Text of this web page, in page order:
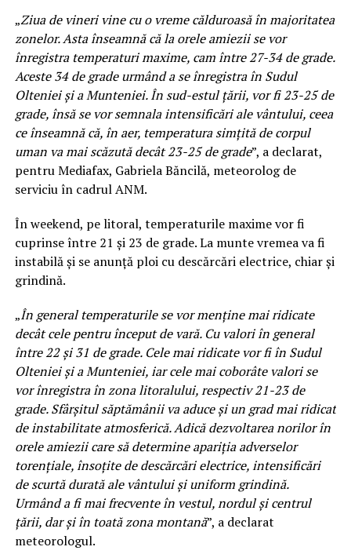
„Ziua de vineri vine cu o vreme călduroasă în majoritatea
zonelor. Asta înseamnă că la orele amiezii se vor
înregistra temperaturi maxime, cam între 27-34 de grade.
Aceste 34 de grade urmând a se înregistra în Sudul
Olteniei şi a Munteniei. În sud-estul ţării, vor fi 23-25 de
grade, însă se vor semnala intensificări ale vântului, ceea
ce înseamnă că, în aer, temperatura simţită de corpul
uman va mai scăzută decât 23-25 de grade”, a declarat,
pentru Mediafax, Gabriela Băncilă, meteorolog de
serviciu în cadrul ANM.
În weekend, pe litoral, temperaturile maxime vor fi
cuprinse între 21 şi 23 de grade. La munte vremea va fi
instabilă şi se anunţă ploi cu descărcări electrice, chiar şi
grindină.
„În general temperaturile se vor menţine mai ridicate
decât cele pentru început de vară. Cu valori în general
între 22 şi 31 de grade. Cele mai ridicate vor fi în Sudul
Olteniei şi a Munteniei, iar cele mai coborâte valori se
vor înregistra în zona litoralului, respectiv 21-23 de
grade. Sfârşitul săptămânii va aduce şi un grad mai ridicat
de instabilitate atmosferică. Adică dezvoltarea norilor în
orele amiezii care să determine apariţia adverselor
torenţiale, însoţite de descărcări electrice, intensificări
de scurtă durată ale vântului şi uniform grindină.
Urmând a fi mai frecvente în vestul, nordul şi centrul
ţării, dar şi în toată zona montană”, a declarat
meteorologul.